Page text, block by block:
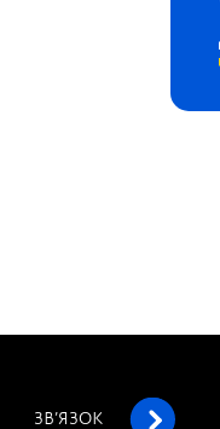
ЗВ’ЯЗОК